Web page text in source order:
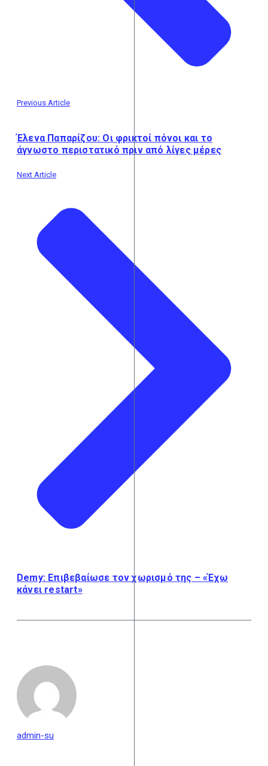
Previous Article
Έλενα Παπαρίζου: Οι φρικτοί πόνοι και το
άγνωστο περιστατικό πριν από λίγες μέρες
Next Article
Demy: Επιβεβαίωσε τον χωρισμό της – «Έχω
κάνει restart»
admin-su